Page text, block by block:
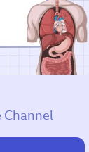
Channel